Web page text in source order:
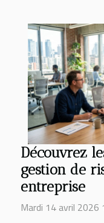
Découvrez
gestion de
entreprise
Mardi 14 avril 2026